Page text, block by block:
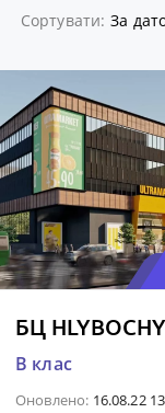
Сортувати: За
БЦ
B клас
Оновлено: 16.08.22